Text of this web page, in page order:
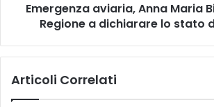
dichiarare
Emergenza aviaria, Anna Maria
Regione a dichiarare lo stato
Articoli Correlati